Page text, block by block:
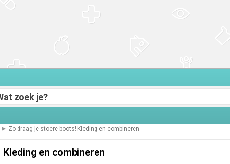
Zo draag je stoere boots! Kleding en combineren
en combineren